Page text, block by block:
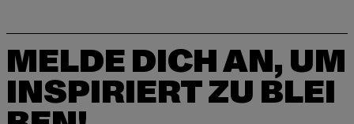
MELDE DICH AN, UM
INSPIRIERT ZU BLEI